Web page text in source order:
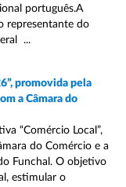
português.A
representante do
...
promovida pela
a Câmara do
“Comércio Local”,
do Comércio e a
Funchal. O objetivo
estimular o